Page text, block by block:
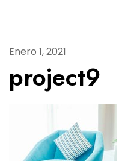
Enero 1, 2021
project9